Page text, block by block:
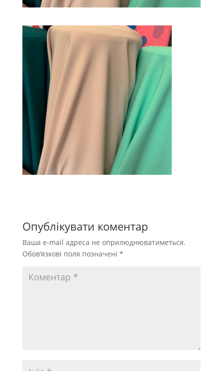
Опублікувати коментар
Ваша e-mail адреса не оприлюднюватиметься.
Обов’язкові поля позначені *